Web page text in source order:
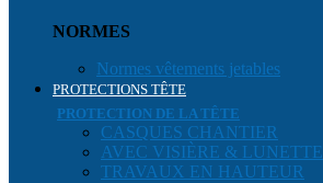
NORMES
Normes vêtements jetables
PROTECTIONS TÊTE
PROTECTION DE LA TÊTE
CASQUES CHANTIER
AVEC VISIÈRE & LUNETTE
TRAVAUX EN HAUTEUR